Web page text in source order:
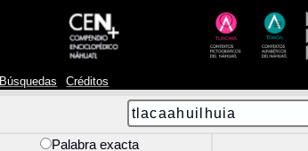
Búsquedas Créditos
Palabra exacta